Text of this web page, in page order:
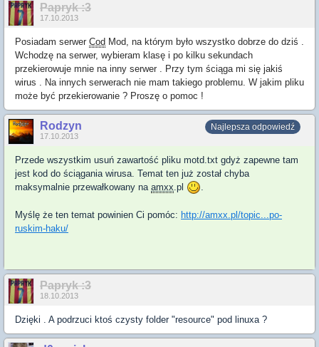
Papryk :3
17.10.2013
Posiadam serwer Cod Mod, na którym było wszystko dobrze do dziś .
Wchodzę na serwer, wybieram klasę i po kilku sekundach
przekierowuje mnie na inny serwer . Przy tym ściąga mi się jakiś
wirus . Na innych serwerach nie mam takiego problemu. W jakim pliku
może być przekierowanie ? Proszę o pomoc !
Najlepsza odpowiedź
Rodzyn
17.10.2013
Przede wszystkim usuń zawartość pliku motd.txt gdyż zapewne tam
jest kod do ściągania wirusa. Temat ten już został chyba
maksymalnie przewałkowany na amxx .pl
Myślę że ten temat powinien Ci pomóc: http://amxx.pl/topic...po-
ruskim-haku/
Papryk :3
18.10.2013
Dzięki . A podrzuci ktoś czysty folder "resource" pod linuxa ?